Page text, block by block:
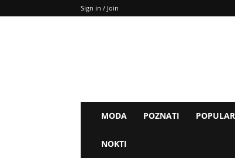
Sign in / Join
MODA POZNATI
NOKTI